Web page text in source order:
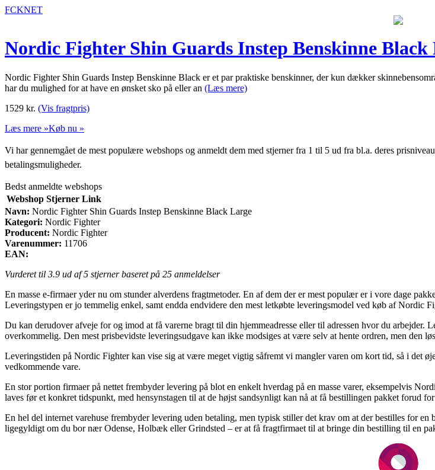
FCKNET
Nordic Fighter Shin Guards Instep Benskinne Black
Nordic Fighter Shin Guards Instep Benskinne Black er et par praktiske benskinner, der kun dækker
har du mulighed for at have en ønsket sko på eller an (Læs mere)
1529 kr. (Vis fragtpris)
Læs mere »Køb nu »
Vi har gennemgået de mest populære webshops og anmeldt dem med stjerner fra 1 til 5 ud fra bl.a. deres
betalingsmuligheder.
Bedst anmeldte webshops
Webshop Stjerner Link
Navn: Nordic Fighter Shin Guards Instep Benskinne Black Large
Kategori: Nordic Fighter
Producent: Nordic Fighter
Varenummer: 11706
EAN:
Vurderet til 3.9 ud af 5 stjerner baseret på 25 anmeldelser
En masse e-firmaer yder nu om stunder alverdens fragtmetoder. En af dem der er mest populær er i vore dage
Leveringstypen er jo temmelig enkel, samt endda endvidere den mest letkøbte leveringsmodel ved køb af Nordic
Du kan derudover afveje for og imod at få varerne bragt til din hjemmeadresse eller til adressen hvor du
overkommelig. Den mest prisbevidste leveringsudgave kan ikke modsiges at være selv at hente ordren, men den
Leveringstiden på Nordic Fighter kan vise sig at være meget vigtig såfremt vi mangler varen om kort tid, så i det
vedkommende vare.
En stor portion firmaer på nettet frembyder levering på blot en enkelt hverdag på en masse varer, eksempelvis
laves før et konkret tidspunkt, med hensynstagen til at de højst sandsynligt kan nå at få bestillingen pakket forud
En hel del internet varehuse frembyder levering uden betaling, men typisk stiller det krav om at der bestilles for
ligegyldigt om du bor nær Odense, Holbæk eller Grindsted – er at få fragtfirmaet til at bringe din bestilling til en